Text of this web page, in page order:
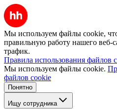
Мы используем файлы cookie,
правильную работу нашего веб-
трафик.
Правила использования файлов
Мы используем файлы cookie.
файлов cookie
Понятно
Ищу сотрудника